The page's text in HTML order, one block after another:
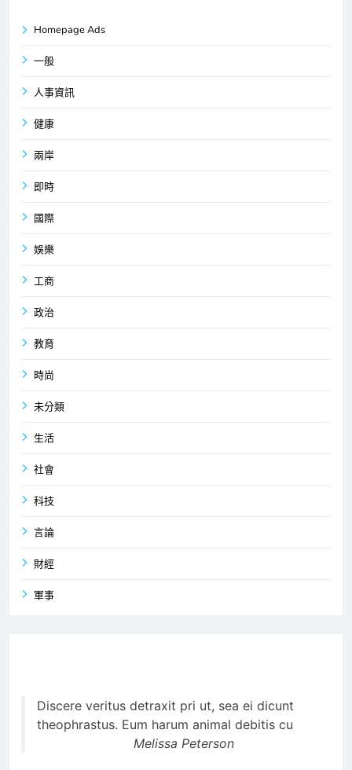
Homepage Ads
一般
人事資訊
健康
兩岸
即時
國際
娛樂
工商
政治
教育
時尚
未分類
生活
社會
科技
言論
財經
軍事
Discere veritus detraxit pri ut, sea ei dicunt
theophrastus. Eum harum animal debitis cu
Melissa Peterson